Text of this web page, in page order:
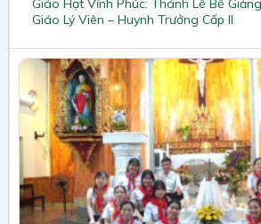
Giáo Hạt Vĩnh Phúc: Thánh Lễ Bế
Giáo Lý Viên – Huynh Trưởng Cấp II